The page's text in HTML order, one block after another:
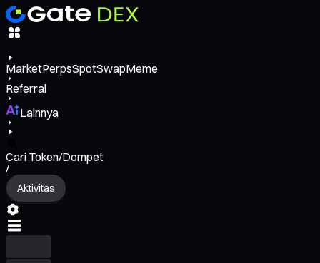
MarketPerpsSpotSwapMeme
Referral
Lainnya
Cari Token/Dompet
/
Aktivitas